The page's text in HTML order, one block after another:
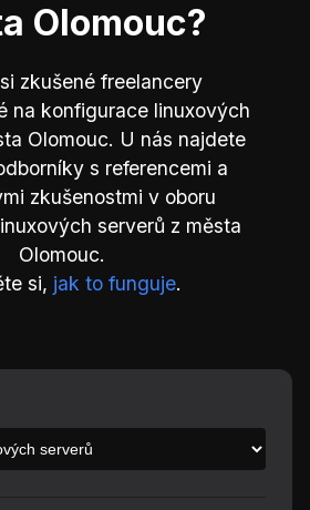
Olomouc?
zkušené freelancery
na konfigurace linuxových
Olomouc. U nás najdete
s referencemi a
zkušenostmi v oboru
serverů z města
Olomouc.
si, jak to funguje.